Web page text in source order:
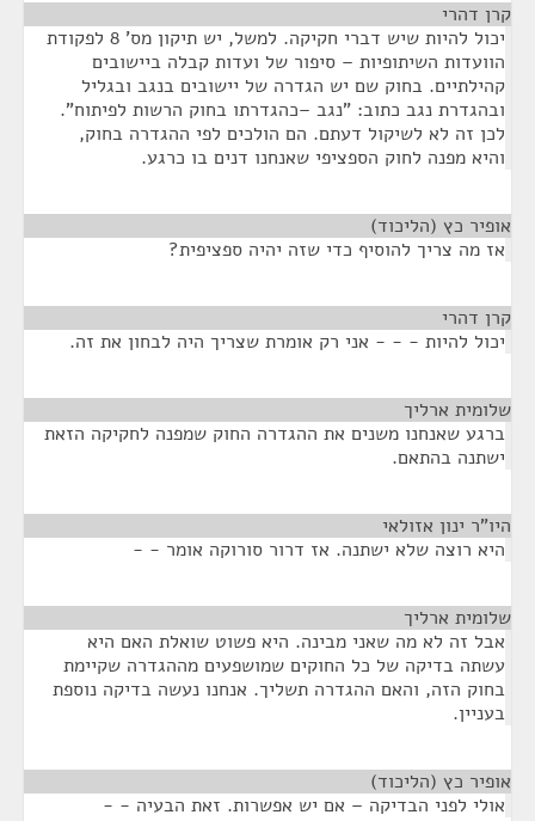
קרן דהרי
יכול להיות שיש דברי חקיקה. למשל, יש תיקון מס' 8 לפקודת
הוועדות השיתופיות – סיפור של ועדות קבלה ביישובים
קהילתיים. בחוק שם יש הגדרה של יישובים בנגב ובגליל
ובהגדרת נגב כתוב: "נגב –כהגדרתו בחוק הרשות לפיתוח".
לכן זה לא לשיקול דעתם. הם הולכים לפי ההגדרה בחוק,
והיא מפנה לחוק הספציפי שאנחנו דנים בו כרגע.
אופיר כץ (הליכוד)
אז מה צריך להוסיף כדי שזה יהיה ספציפית?
קרן דהרי
יכול להיות - - - אני רק אומרת שצריך היה לבחון את זה.
שלומית ארליך
ברגע שאנחנו משנים את ההגדרה החוק שמפנה לחקיקה הזאת
ישתנה בהתאם.
היו"ר ינון אזולאי
היא רוצה שלא ישתנה. אז דרור סורוקה אומר - -
שלומית ארליך
אבל זה לא מה שאני מבינה. היא פשוט שואלת האם היא
עשתה בדיקה של כל החוקים שמושפעים מההגדרה שקיימת
בחוק הזה, והאם ההגדרה תשליך. אנחנו נעשה בדיקה נוספת
בעניין.
אופיר כץ (הליכוד)
אולי לפני הבדיקה – אם יש אפשרות. זאת הבעיה - -